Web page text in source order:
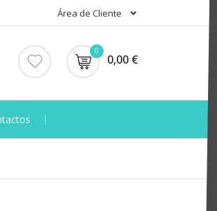
Área de Cliente
0
0,00 €